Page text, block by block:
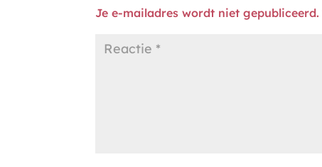
Je e-mailadres wordt niet gepubliceerd.